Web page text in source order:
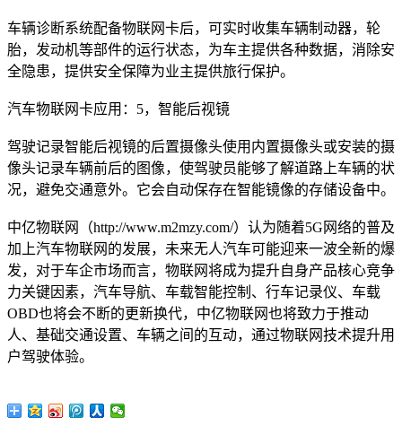
车辆诊断系统配备物联网卡后，可实时收集车辆制动器，轮
胎，发动机等部件的运行状态，为车主提供各种数据，消除安
全隐患，提供安全保障为业主提供旅行保护。
汽车物联网卡应用：5，智能后视镜
驾驶记录智能后视镜的后置摄像头使用内置摄像头或安装的摄
像头记录车辆前后的图像，使驾驶员能够了解道路上车辆的状
况，避免交通意外。它会自动保存在智能镜像的存储设备中。
中亿物联网（http://www.m2mzy.com/）认为随着5G网络的普及
加上汽车物联网的发展，未来无人汽车可能迎来一波全新的爆
发，对于车企市场而言，物联网将成为提升自身产品核心竞争
力关键因素，汽车导航、车载智能控制、行车记录仪、车载
OBD也将会不断的更新换代，中亿物联网也将致力于推动
人、基础交通设置、车辆之间的互动，通过物联网技术提升用
户驾驶体验。